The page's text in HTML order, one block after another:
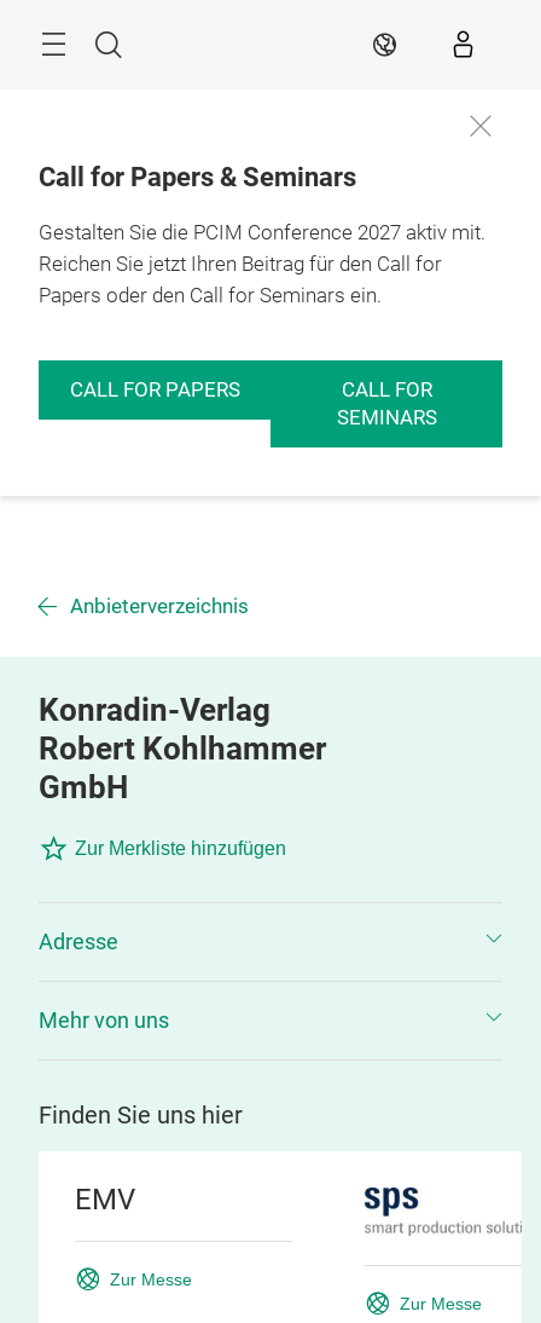
Suche DE
Call for Papers & Seminars
Gestalten Sie die PCIM Conference 2027 aktiv mit.
Reichen Sie jetzt Ihren Beitrag für den Call for
Papers oder den Call for Seminars ein.
CALL FOR PAPERS
CALL FOR
SEMINARS
Anbieterverzeichnis
Konradin-Verlag
Robert Kohlhammer
GmbH
Zur Merkliste hinzufügen
Adresse
Mehr von uns
Finden Sie uns hier
EMV
Zur Messe
Zur Messe